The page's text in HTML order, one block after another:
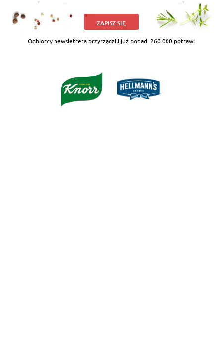
ZAPISZ SIĘ
Odbiorcy newslettera przyrządzili już ponad 260 000 potraw!